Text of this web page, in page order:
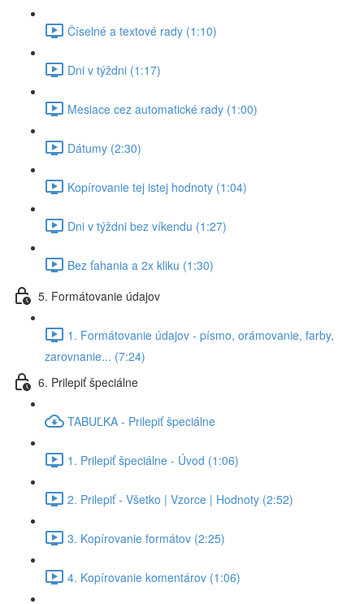
Číselné a textové rady (1:10)
Dni v týždni (1:17)
Mesiace cez automatické rady (1:00)
Dátumy (2:30)
Kopírovanie tej istej hodnoty (1:04)
Dni v týždni bez víkendu (1:27)
Bez ťahania a 2x kliku (1:30)
5. Formátovanie údajov
1. Formátovanie údajov - písmo, orámovanie, farby,
zarovnanie... (7:24)
6. Prilepiť špeciálne
TABUĽKA - Prilepiť špeciálne
1. Prilepiť špeciálne - Úvod (1:06)
2. Prilepiť - Všetko | Vzorce | Hodnoty (2:52)
3. Kopírovanie formátov (2:25)
4. Kopírovanie komentárov (1:06)